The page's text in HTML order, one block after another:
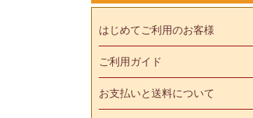
はじめてご利用のお客様
ご利用ガイド
お支払いと送料について